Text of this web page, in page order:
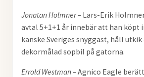
Jonatan Holmner –Lars-Erik
avtal 5+1+1 år innebär att han köpt
kanske Sveriges snyggast, håll utkik
dekormålad sopbil på gatorna.
Errold Westman –Agnico Eagle